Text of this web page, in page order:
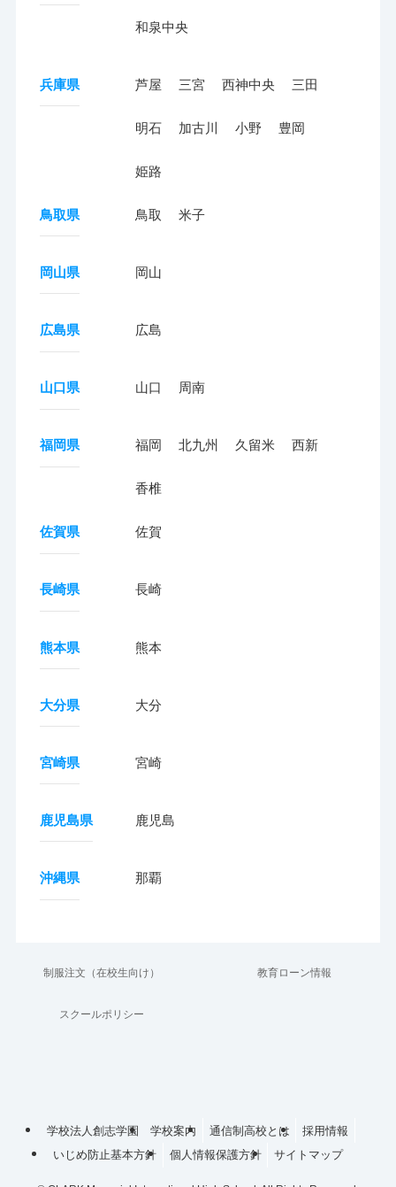
和泉中央
兵庫県 芦屋 三宮 西神中央 三田
明石 加古川 小野 豊岡
姫路
鳥取県 鳥取 米子
岡山県 岡山
広島県 広島
山口県 山口 周南
福岡県 福岡 北九州 久留米 西新
香椎
佐賀県 佐賀
長崎県 長崎
熊本県 熊本
大分県 大分
宮崎県 宮崎
鹿児島県 鹿児島
沖縄県 那覇
制服注文（在校生向け） 教育ローン情報
スクールポリシー
学校法人創志学園 学校案内 通信制高校とは
採用情報
いじめ防止基本方針
個人情報保護方針 サイトマップ